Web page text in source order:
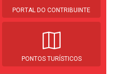
PORTAL DO CONTRIBUINTE
PONTOS TURÍSTICOS